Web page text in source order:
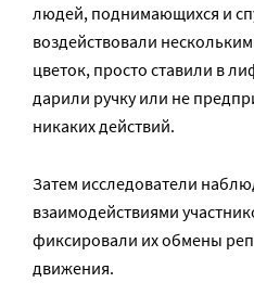
людей, поднимающихся и
воздействовали
цветок, просто ставили в
дарили ручку или не
никаких действий.
Затем исследователи
взаимодействиями
фиксировали их обмены
движения.